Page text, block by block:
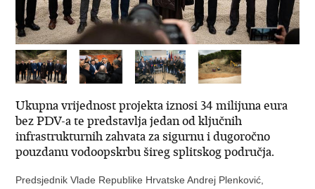
Ukupna vrijednost projekta iznosi 34 milijuna eura
bez PDV-a te predstavlja jedan od ključnih
infrastrukturnih zahvata za sigurnu i dugoročno
pouzdanu vodoopskrbu šireg splitskog područja.
Predsjednik Vlade Republike Hrvatske Andrej Plenković,